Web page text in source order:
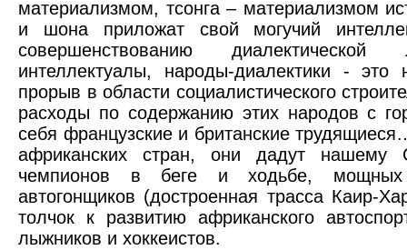
материализмом, тсонга – материализмом
и шона приложат свой могучий
совершенствованию
интеллектуалы, народы-диалектики - это
прорыв в области социалистического
расходы по содержанию этих народов с
себя французские и британские
африканских стран, они дадут нашему
чемпионов в беге и ходьбе, мощных
автогонщиков (достроенная трасса Каир-
толчок к развитию африканского
лыжников и хоккеистов.